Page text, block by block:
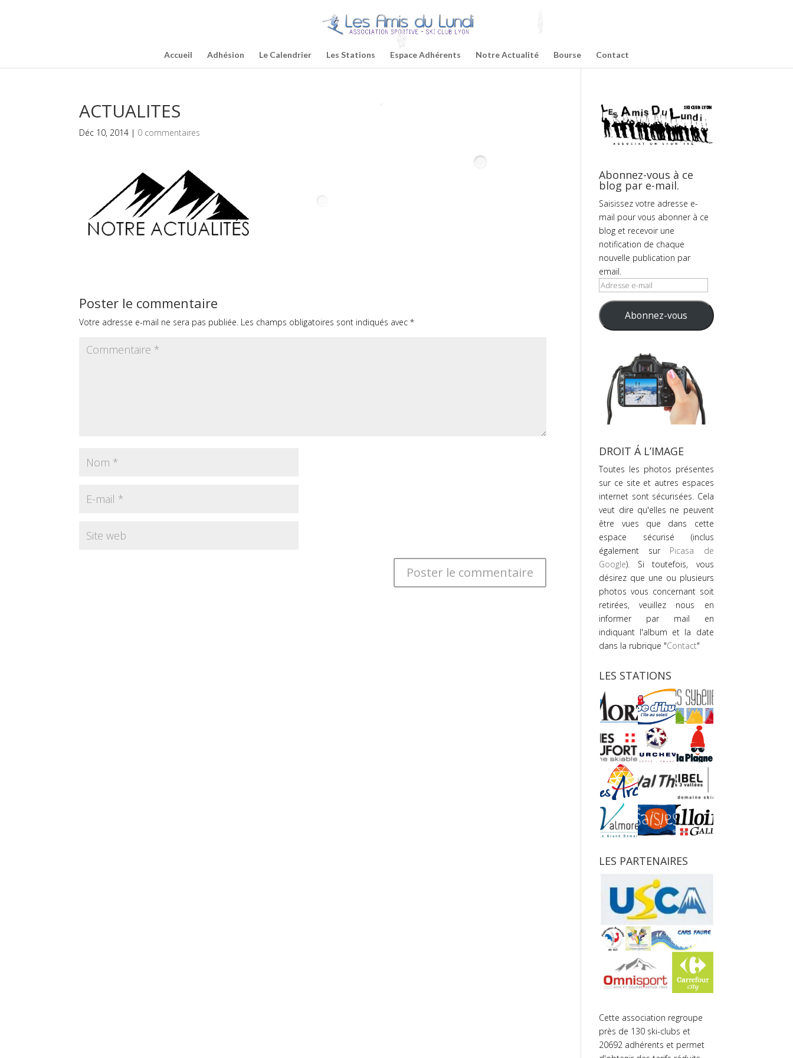
Accueil Adhésion Le Calendrier Les Stations Espace Adhérents Notre Actualité Bourse Contact
ACTUALITES
Déc 10, 2014 | 0 commentaires
Poster le commentaire
Votre adresse e-mail ne sera pas publiée. Les champs obligatoires sont indiqués avec*
Abonnez-vous à ce
blog par e-mail.
Saisissez votre adresse e-
mail pour vous abonner à ce
blog et recevoir une
notification de chaque
nouvelle publication par
email.
Adresse
mail
Abonnez-vous
DROIT Á L’IMAGE
Toutes les photos présentes
sur ce site et autres espaces
internet sont sécurisées. Cela
veut dire qu'elles ne peuvent
être vues que dans cette
espace sécurisé (inclus
également sur Picasa de
Google). Si toutefois, vous
désirez que une ou plusieurs
photos vous concernant soit
retirées, veuillez nous en
informer par mail en
indiquant l'album et la date
dans la rubrique "Contact"
LES STATIONS
LES PARTENAIRES
Cette association regroupe
près de 130 ski-clubs et
20692 adhérents et permet